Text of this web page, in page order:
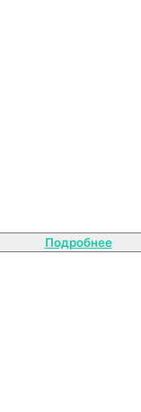
Подробнее